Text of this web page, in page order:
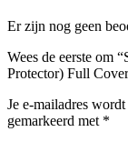
Er zijn nog geen
Wees de eerste om
Protector) Full
Je e-mailadres
gemarkeerd met *